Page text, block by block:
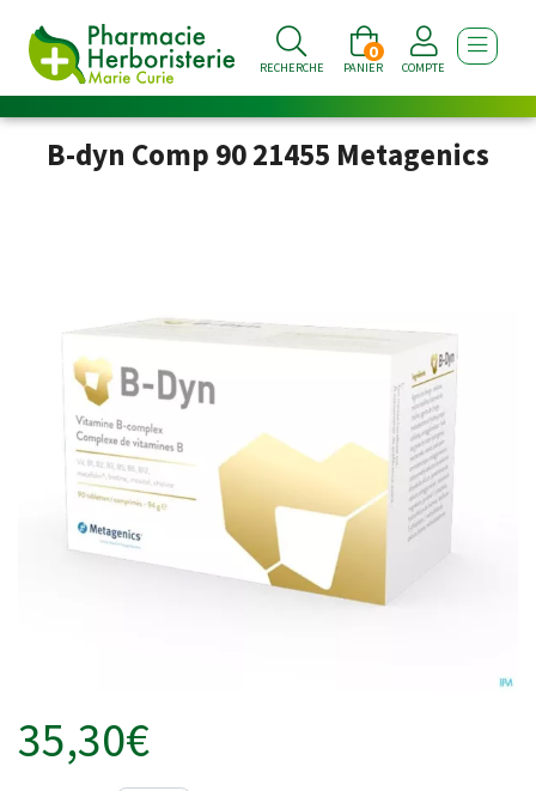
RECHERCHE PANIER
0
COMPTE
B-dyn Comp 90 21455 Metagenics
35,30€